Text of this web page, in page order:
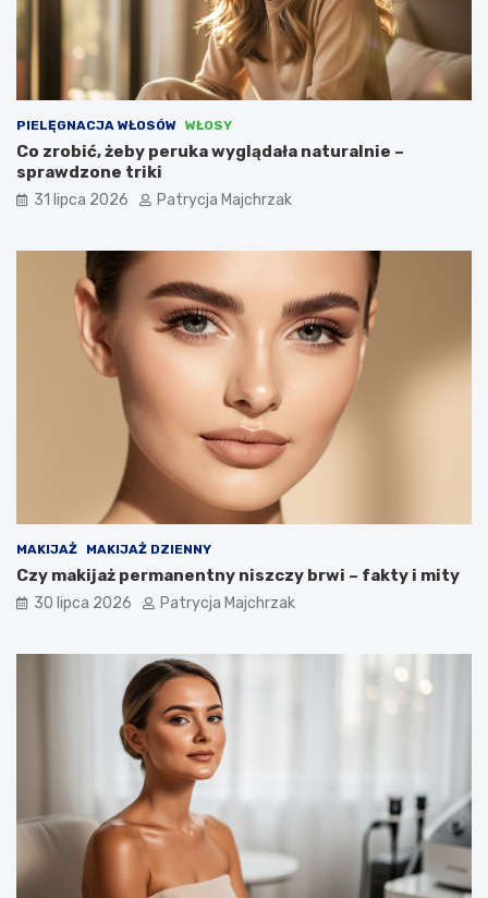
PIELĘGNACJA WŁOSÓW WŁOSY
Co zrobić, żeby peruka wyglądała naturalnie –
sprawdzone triki
31 lipca 2026 Patrycja Majchrzak
MAKIJAŻ MAKIJAŻ DZIENNY
Czy makijaż permanentny niszczy brwi – fakty i mity
30 lipca 2026 Patrycja Majchrzak